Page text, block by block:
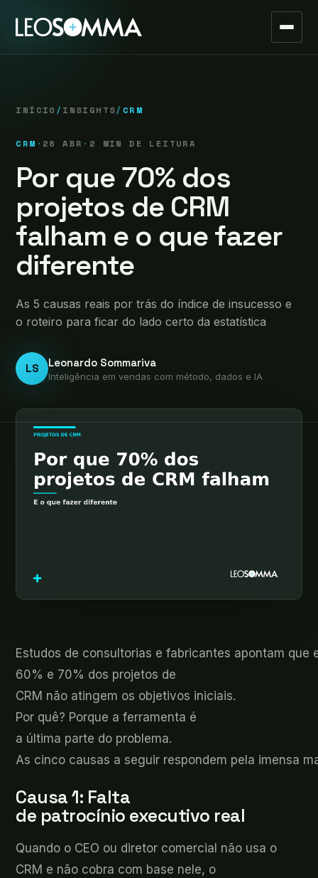
INÍCIO / INSIGHTS/ CRM
CRM · 28 ABR · 2 MIN DE LEITURA
Por que 70% dos
projetos de CRM
falham e o que fazer
diferente
As 5 causas reais por trás do índice de insucesso e
o roteiro para ficar do lado certo da estatística
LS Leonardo Sommariva
Inteligência em vendas com método, dados e IA
Estudos de consultorias e fabricantes apontam que
60% e 70% dos projetos de
CRM não atingem os objetivos iniciais.
Por quê? Porque a ferramenta é
a última parte do problema.
As cinco causas a seguir respondem pela imensa
Causa 1: Falta
de patrocínio executivo real
Quando o CEO ou diretor comercial não usa o
CRM e não cobra com base nele, o